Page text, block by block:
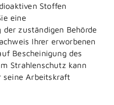
Stoffen
eine
der zuständigen Behörde
Ihrer erworbenen
Bescheinigung des
Strahlenschutz kann
seine Arbeitskraft